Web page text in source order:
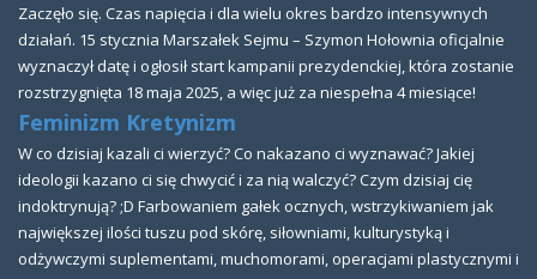
Zaczęło się. Czas napięcia i dla wielu okres bardzo intensywnych
działań. 15 stycznia Marszałek Sejmu – Szymon Hołownia oficjalnie
wyznaczył datę i ogłosił start kampanii prezydenckiej, która zostanie
rozstrzygnięta 18 maja 2025, a więc już za niespełna 4 miesiące!
Feminizm Kretynizm
W co dzisiaj kazali ci wierzyć? Co nakazano ci wyznawać? Jakiej
ideologii kazano ci się chwycić i za nią walczyć? Czym dzisiaj cię
indoktrynują? ;D Farbowaniem gałek ocznych, wstrzykiwaniem jak
największej ilości tuszu pod skórę, siłowniami, kulturystyką i
odżywczymi suplementami, muchomorami, operacjami plastycznymi i